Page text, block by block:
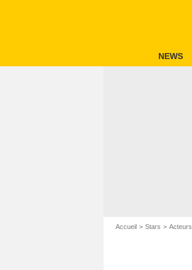
NEWS
Accueil Stars Acteurs